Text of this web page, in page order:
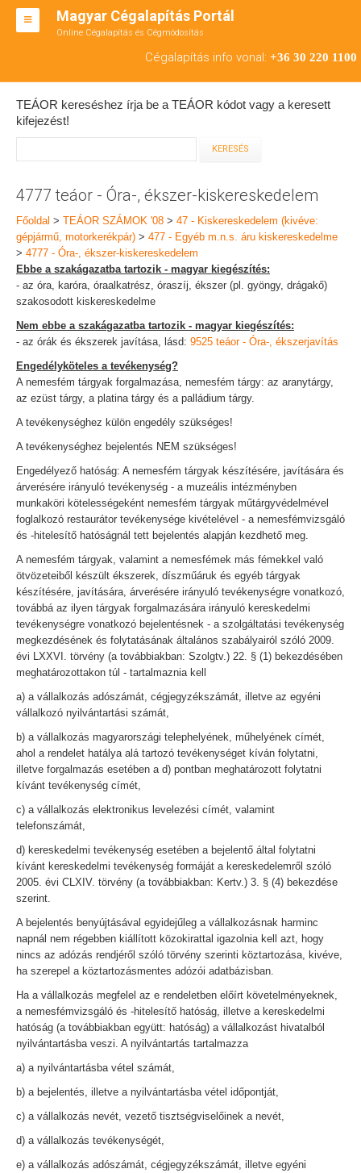
Magyar Cégalapítás Portál
Online Cégalapítás és Cégmódosítás
Cégalapítás info vonal: +36 30 220 1100
BT ALAPÍTÁS
RT ALAPÍTÁS
TEÁOR SZÁMOK '08
ENGEDÉLYKÖTELES
KAPCSOLAT
TEÁOR kereséshez írja be a TEÁOR kódot vagy a keresett
kifejezést!
4777 teáor - Óra-, ékszer-kiskereskedelem
Főoldal > TEÁOR SZÁMOK '08 > 47 - Kiskereskedelem (kivéve:
gépjármű, motorkerékpár) > 477 - Egyéb m.n.s. áru kiskereskedelme
> 4777 - Óra-, ékszer-kiskereskedelem
Ebbe a szakágazatba tartozik - magyar kiegészítés:
- az óra, karóra, óraalkatrész, óraszíj, ékszer (pl. gyöngy, drágakő)
szakosodott kiskereskedelme
Nem ebbe a szakágazatba tartozik - magyar kiegészítés:
- az órák és ékszerek javítása, lásd: 9525 teáor - Óra-, ékszerjavítás
Engedélyköteles a tevékenység?
A nemesfém tárgyak forgalmazása, nemesfém tárgy: az aranytárgy,
az ezüst tárgy, a platina tárgy és a palládium tárgy.
A tevékenységhez külön engedély szükséges!
A tevékenységhez bejelentés NEM szükséges!
Engedélyező hatóság: A nemesfém tárgyak készítésére, javítására és
árverésére irányuló tevékenység - a muzeális intézményben
munkaköri kötelességeként nemesfém tárgyak műtárgyvédelmével
foglalkozó restaurátor tevékenysége kivételével - a nemesfémvizsgáló
és -hitelesítő hatóságnál tett bejelentés alapján kezdhető meg.
A nemesfém tárgyak, valamint a nemesfémek más fémekkel való
ötvözeteiből készült ékszerek, díszműáruk és egyéb tárgyak
készítésére, javítására, árverésére irányuló tevékenységre vonatkozó,
továbbá az ilyen tárgyak forgalmazására irányuló kereskedelmi
tevékenységre vonatkozó bejelentésnek - a szolgáltatási tevékenység
megkezdésének és folytatásának általános szabályairól szóló 2009.
évi LXXVI. törvény (a továbbiakban: Szolgtv.) 22. § (1) bekezdésében
meghatározottakon túl - tartalmaznia kell
a) a vállalkozás adószámát, cégjegyzékszámát, illetve az egyéni
vállalkozó nyilvántartási számát,
b) a vállalkozás magyarországi telephelyének, műhelyének címét,
ahol a rendelet hatálya alá tartozó tevékenységet kíván folytatni,
illetve forgalmazás esetében a d) pontban meghatározott folytatni
kívánt tevékenység címét,
c) a vállalkozás elektronikus levelezési címét, valamint
telefonszámát,
d) kereskedelmi tevékenység esetében a bejelentő által folytatni
kívánt kereskedelmi tevékenység formáját a kereskedelemről szóló
2005. évi CLXIV. törvény (a továbbiakban: Kertv.) 3. § (4) bekezdése
szerint.
A bejelentés benyújtásával egyidejűleg a vállalkozásnak harminc
napnál nem régebben kiállított közokirattal igazolnia kell azt, hogy
nincs az adózás rendjéről szóló törvény szerinti köztartozása, kivéve,
ha szerepel a köztartozásmentes adózói adatbázisban.
Ha a vállalkozás megfelel az e rendeletben előírt követelményeknek,
a nemesfémvizsgáló és -hitelesítő hatóság, illetve a kereskedelmi
hatóság (a továbbiakban együtt: hatóság) a vállalkozást hivatalból
nyilvántartásba veszi. A nyilvántartás tartalmazza
a) a nyilvántartásba vétel számát,
b) a bejelentés, illetve a nyilvántartásba vétel időpontját,
c) a vállalkozás nevét, vezető tisztségviselőinek a nevét,
d) a vállalkozás tevékenységét,
e) a vállalkozás adószámát, cégjegyzékszámát, illetve egyéni